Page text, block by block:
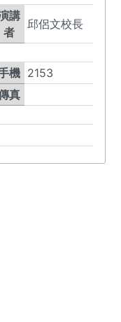
講
者
邱侶文校長
機 2153
真